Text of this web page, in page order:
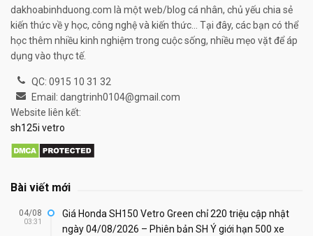
dakhoabinhduong.com là một web/blog cá nhân, chủ yếu chia sẻ
kiến thức về y học, công nghệ và kiến thức... Tại đây, các bạn có thể
học thêm nhiều kinh nghiệm trong cuộc sống, nhiều mẹo vặt để áp
dụng vào thực tế.
QC: 0915 10 31 32
Email: dangtrinh0104@gmail.com
Website liên kết:
sh125i vetro
Bài viết mới
04/08
03:31
Giá Honda SH150 Vetro Green chỉ 220 triệu cập nhật
ngày 04/08/2026 – Phiên bản SH Ý giới hạn 500 xe